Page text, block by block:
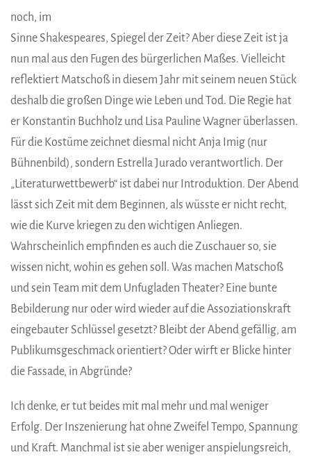
noch, im
Sinne Shakespeares, Spiegel der Zeit? Aber diese Zeit ist ja
nun mal aus den Fugen des bürgerlichen Maßes. Vielleicht
reflektiert Matschoß in diesem Jahr mit seinem neuen Stück
deshalb die großen Dinge wie Leben und Tod. Die Regie hat
er Konstantin Buchholz und Lisa Pauline Wagner überlassen.
Für die Kostüme zeichnet diesmal nicht Anja Imig (nur
Bühnenbild), sondern Estrella Jurado verantwortlich. Der
„Literaturwettbewerb“ ist dabei nur Introduktion. Der Abend
lässt sich Zeit mit dem Beginnen, als wüsste er nicht recht,
wie die Kurve kriegen zu den wichtigen Anliegen.
Wahrscheinlich empfinden es auch die Zuschauer so, sie
wissen nicht, wohin es gehen soll. Was machen Matschoß
und sein Team mit dem Unfugladen Theater? Eine bunte
Bebilderung nur oder wird wieder auf die Assoziationskraft
eingebauter Schlüssel gesetzt? Bleibt der Abend gefällig, am
Publikumsgeschmack orientiert? Oder wirft er Blicke hinter
die Fassade, in Abgründe?
Ich denke, er tut beides mit mal mehr und mal weniger
Erfolg. Der Inszenierung hat ohne Zweifel Tempo, Spannung
und Kraft. Manchmal ist sie aber weniger anspielungsreich,